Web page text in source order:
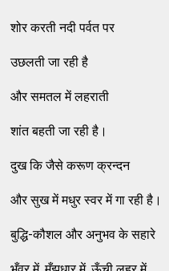
शोर करती नदी पर्वत पर
उछलती जा रही है
और समतल में लहराती
शांत बहती जा रही है।
दुख कि जैसे करूण क्रन्दन
और सुख में मधुर स्वर में गा रही है।
बुद्धि-कौशल और अनुभव के सहारे